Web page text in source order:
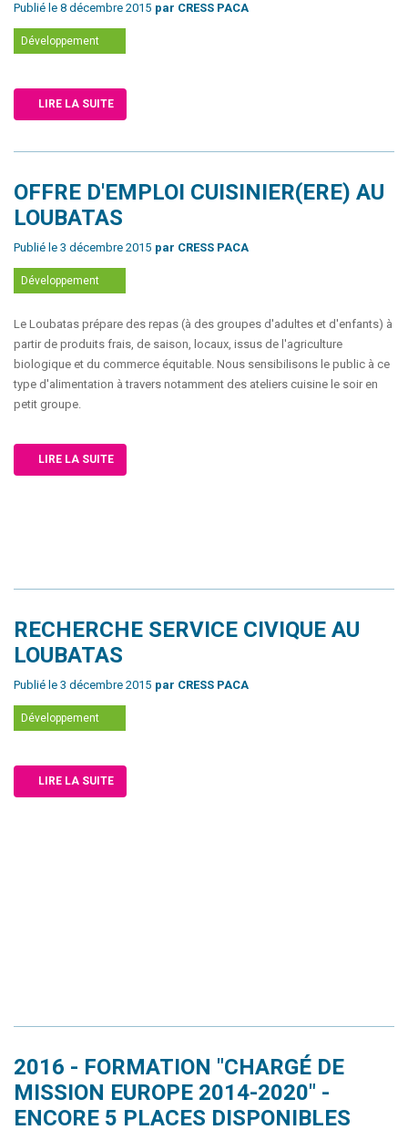
Publié le 8 décembre 2015 par CRESS PACA
Développement
LIRE LA SUITE
OFFRE D'EMPLOI CUISINIER(ERE) AU
LOUBATAS
Publié le 3 décembre 2015 par CRESS PACA
Développement
Le Loubatas prépare des repas (à des groupes d'adultes et d'enfants) à
partir de produits frais, de saison, locaux, issus de l'agriculture
biologique et du commerce équitable. Nous sensibilisons le public à ce
type d'alimentation à travers notamment des ateliers cuisine le soir en
petit groupe.
LIRE LA SUITE
RECHERCHE SERVICE CIVIQUE AU
LOUBATAS
Publié le 3 décembre 2015 par CRESS PACA
Développement
LIRE LA SUITE
2016 - FORMATION "CHARGÉ DE
MISSION EUROPE 2014-2020" -
ENCORE 5 PLACES DISPONIBLES